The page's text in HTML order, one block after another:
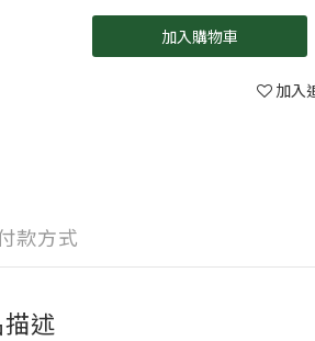
加入購物車
加入
款方式
述